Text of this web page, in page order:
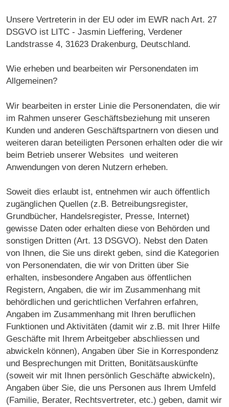
Unsere Vertreterin in der EU oder im EWR nach Art. 27
DSGVO ist LITC - Jasmin Lieffering, Verdener
Landstrasse 4, 31623 Drakenburg, Deutschland.
Wie erheben und bearbeiten wir Personendaten im
Allgemeinen?
Wir bearbeiten in erster Linie die Personendaten, die wir
im Rahmen unserer Geschäftsbeziehung mit unseren
Kunden und anderen Geschäftspartnern von diesen und
weiteren daran beteiligten Personen erhalten oder die wir
beim Betrieb unserer Websites und weiteren
Anwendungen von deren Nutzern erheben.
Soweit dies erlaubt ist, entnehmen wir auch öffentlich
zugänglichen Quellen (z.B. Betreibungsregister,
Grundbücher, Handelsregister, Presse, Internet)
gewisse Daten oder erhalten diese von Behörden und
sonstigen Dritten (Art. 13 DSGVO). Nebst den Daten
von Ihnen, die Sie uns direkt geben, sind die Kategorien
von Personendaten, die wir von Dritten über Sie
erhalten, insbesondere Angaben aus öffentlichen
Registern, Angaben, die wir im Zusammenhang mit
behördlichen und gerichtlichen Verfahren erfahren,
Angaben im Zusammenhang mit Ihren beruflichen
Funktionen und Aktivitäten (damit wir z.B. mit Ihrer Hilfe
Geschäfte mit Ihrem Arbeitgeber abschliessen und
abwickeln können), Angaben über Sie in Korrespondenz
und Besprechungen mit Dritten, Bonitätsauskünfte
(soweit wir mit Ihnen persönlich Geschäfte abwickeln),
Angaben über Sie, die uns Personen aus Ihrem Umfeld
(Familie, Berater, Rechtsvertreter, etc.) geben, damit wir